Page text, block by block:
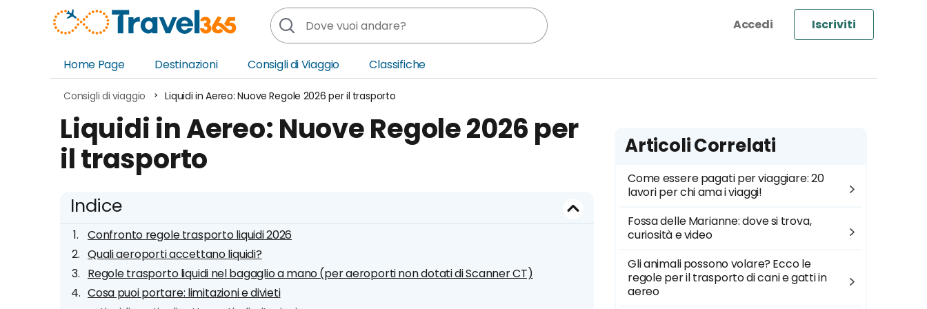
Iscriviti
Home Page
Destinazioni
Africa
Asia
Europa
Nord America
America Centrale
Sud America
Consigli di Viaggio Classifiche
Consigli di viaggio Liquidi in Aereo: Nuove Regole 2026 per il trasporto
Liquidi in Aereo: Nuove Regole 2026 per
il trasporto
Indice
Confronto regole trasporto liquidi 2026
Quali aeroporti accettano liquidi?
Regole trasporto liquidi nel bagaglio a mano (per aeroporti non dotati di Scanner CT)
Cosa puoi portare: limitazioni e divieti
Articoli Correlati
Come essere pagati per viaggiare: 20
lavori per chi ama i viaggi!
Fossa delle Marianne: dove si trova,
curiosità e video
Gli animali possono volare? Ecco le
regole per il trasporto di cani e gatti in
aereo